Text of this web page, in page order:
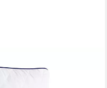
flauschige, gut
Rückenschläfer,